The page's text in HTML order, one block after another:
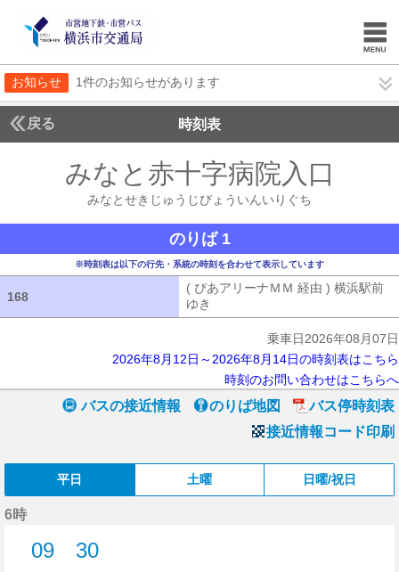
お知らせ 1件のお知らせがあります
戻る 時刻表
みなと赤十字病院入口
みなとせきじゅうじびょういんいりぐち
のりば 1
※時刻表は以下の行先・系統の時刻を合わせて表示しています
168
( ぴあアリーナＭＭ 経由 ) 横浜駅前
ゆき
乗車日2026年08月07日
2026年8月12日～2026年8月14日の時刻表はこちら
時刻のお問い合わせはこちらへ
バスの接近情報 のりば地図
バス停時刻表
接近情報コード印刷
平日 土曜 日曜/祝日
6時
09
30